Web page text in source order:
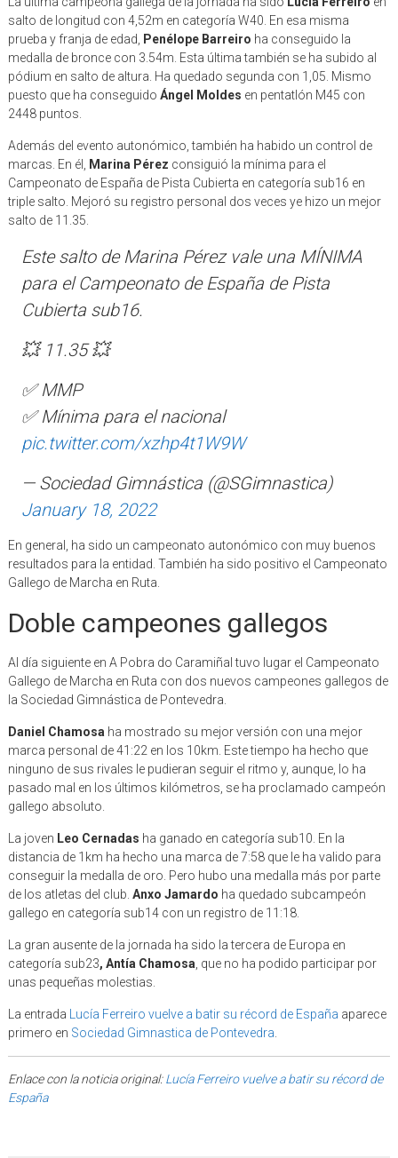
salto de longitud con 4,52m en categoría W40. En esa misma
prueba y franja de edad, Penélope Barreiro ha conseguido la
medalla de bronce con 3.54m. Esta última también se ha subido al
pódium en salto de altura. Ha quedado segunda con 1,05. Mismo
puesto que ha conseguido Ángel Moldes en pentatlón M45 con
2448 puntos.
Además del evento autonómico, también ha habido un control de
marcas. En él, Marina Pérez consiguió la mínima para el
Campeonato de España de Pista Cubierta en categoría sub16 en
triple salto. Mejoró su registro personal dos veces ye hizo un mejor
salto de 11.35.
Este salto de Marina Pérez vale una MÍNIMA
para el Campeonato de España de Pista
Cubierta sub16.
💥 11.35 💥
✅ MMP
✅ Mínima para el nacional
pic.twitter.com/xzhp4t1W9W
— Sociedad Gimnástica (@SGimnastica)
January 18, 2022
En general, ha sido un campeonato autonómico con muy buenos
resultados para la entidad. También ha sido positivo el Campeonato
Gallego de Marcha en Ruta.
Doble campeones gallegos
Al día siguiente en A Pobra do Caramiñal tuvo lugar el Campeonato
Gallego de Marcha en Ruta con dos nuevos campeones gallegos de
la Sociedad Gimnástica de Pontevedra.
Daniel Chamosaha mostrado su mejor versión con una mejor
marca personal de 41:22 en los 10km. Este tiempo ha hecho que
ninguno de sus rivales le pudieran seguir el ritmo y, aunque, lo ha
pasado mal en los últimos kilómetros, se ha proclamado campeón
gallego absoluto.
La joven Leo Cernadas ha ganado en categoría sub10. En la
distancia de 1km ha hecho una marca de 7:58 que le ha valido para
conseguir la medalla de oro. Pero hubo una medalla más por parte
de los atletas del club. Anxo Jamardo ha quedado subcampeón
gallego en categoría sub14 con un registro de 11:18.
La gran ausente de la jornada ha sido la tercera de Europa en
categoría sub23, Antía Chamosa, que no ha podido participar por
unas pequeñas molestias.
La entrada Lucía Ferreiro vuelve a batir su récord de España aparece
primero en Sociedad Gimnastica de Pontevedra.
Enlace con la noticia original:Lucía Ferreiro vuelve a batir su récord de
España